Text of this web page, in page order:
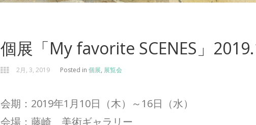
個展「My favorite SCENES」
2月, 3, 2019 Posted in 個展, 展覧会
会期：2019年1月10日（木）～16日（水）
会場：藤崎 美術ギャラリー